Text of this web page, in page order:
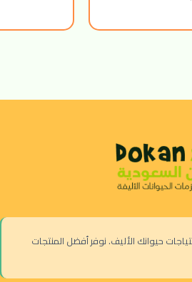
حيوانك الأليف. نوفر أفضل المنتجات